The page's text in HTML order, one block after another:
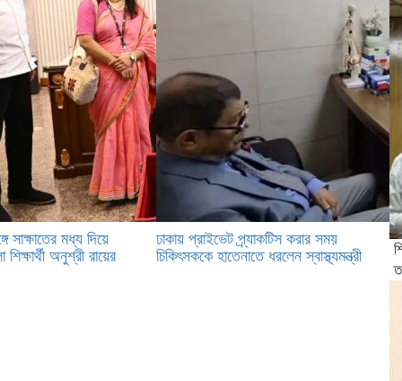
সাক্ষাতের মধ্য দিয়ে
অনুশ্রী রায়ের
ঢাকায় প্রাইভেট প্র্যাকটিস করার সময়
চিকিৎসককে হাতেনাতে ধরলেন স্বাস্থ্যমন্ত্রী